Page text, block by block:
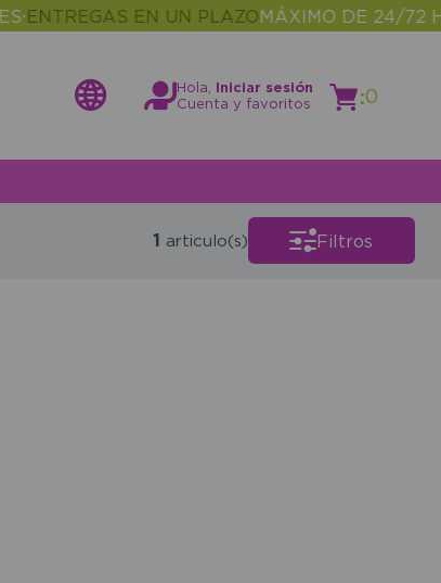
•ENTREGAS EN UN PLAZOMÁXIMO DE 24/72
Hola,
Iniciar sesión
Cuenta y favoritos
:0
1 articulo(s) Filtros